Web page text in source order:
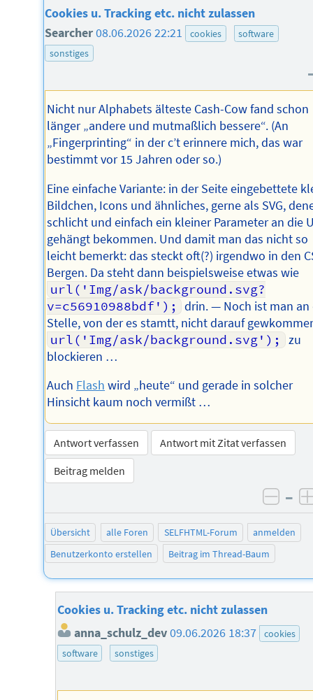
Cookies u. Tracking etc. nicht zulassen
Searcher08.06.2026 22:21 cookies
software
sonstiges
Nicht nur Alphabets älteste Cash-Cow fand schon
länger „andere und mutmaßlich bessere“. (An
„Fingerprinting“ in der c’t erinnere mich, das war
bestimmt vor 15 Jahren oder so.)
Eine einfache Variante: in der Seite eingebettete
Bildchen, Icons und ähnliches, gerne als SVG,
schlicht und einfach ein kleiner Parameter an die
gehängt bekommen. Und damit man das nicht so
leicht bemerkt: das steckt oft(?) irgendwo in den
Bergen. Da steht dann beispielsweise etwas wie
url('Img/ask/background.svg?
v=c56910988bdf');
drin. — Noch ist man an
Stelle, von der es stamtt, nicht darauf
url('Img/ask/background.svg');
zu
blockieren …
Auch Flash wird „heute“ und gerade in solcher
Hinsicht kaum noch vermißt …
Antwort verfassen
Antwort mit Zitat verfassen
Beitrag melden
–
Übersicht alle Foren SELFHTML-Forum
anmelden
Benutzerkonto erstellen
Beitrag im Thread-Baum
Cookies u. Tracking etc. nicht zulassen
anna_schulz_dev09.06.2026 18:37
cookies
software
sonstiges